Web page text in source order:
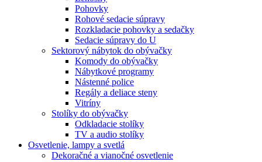
Pohovky
Rohové sedacie súpravy
Rozkladacie pohovky a sedačky
Sedacie súpravy do U
Sektorový nábytok do obývačky
Komody do obývačky
Nábytkové programy
Nástenné police
Regály a deliace steny
Vitríny
Stolíky do obývačky
Odkladacie stolíky
TV a audio stolíky
Osvetlenie, lampy a svetlá
Dekoračné a vianočné osvetlenie